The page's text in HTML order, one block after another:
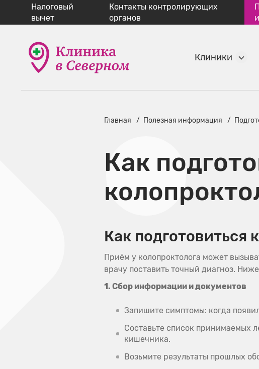
Налоговый
вычет
Контакты контролирующих
органов
Клиники
Главная Полезная информация
​Как
Как подготовиться
Приём у колопроктолога может
врачу поставить точный диагноз.
1. Сбор информации и документов
Запишите симптомы: когда
Составьте список принимаемых
кишечника.
Возьмите результаты прошлых